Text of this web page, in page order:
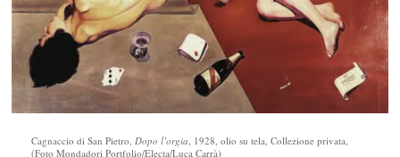
Cagnaccio di San Pietro, Dopo l’orgia , 1928, olio su tela, Collezione privata,
(Foto Mondadori Portfolio/Electa/Luca Carrà)